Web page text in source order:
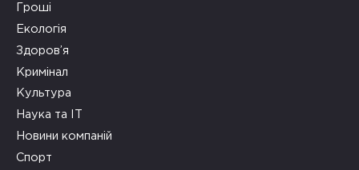
Гроші
Екологія
Здоров’я
Кримінал
Культура
Наука та ІТ
Новини компаній
Спорт